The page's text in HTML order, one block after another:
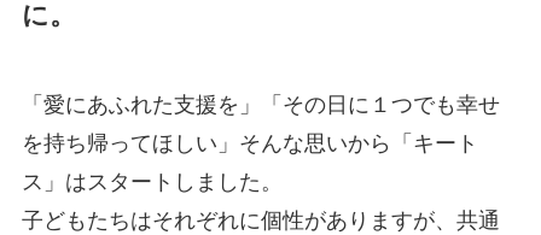
に。
「愛にあふれた支援を」「その日に１つでも幸せ
を持ち帰ってほしい」そんな思いから「キート
ス」はスタートしました。
子どもたちはそれぞれに個性がありますが、共通